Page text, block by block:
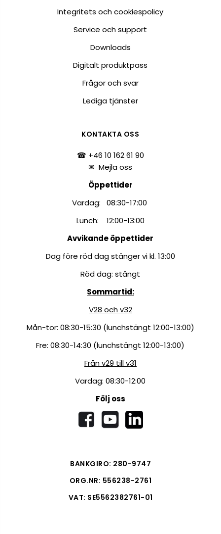
Integritets och cookiespolicy
Service och support
Downloads
Digitalt produktpass
Frågor och svar
Lediga tjänster
KONTAKTA OSS
☎ +46 10 162 61 90
✉Mejla oss
Öppettider
Vardag: 08:30-17:00
Lunch: 12:00-13:00
Avvikande öppettider
Dag före röd dag stänger vi kl. 13:00
Röd dag: stängt
Sommartid:
V28 och v32
Mån-tor: 08:30-15:30 (lunchstängt 12:00-13:00)
Fre: 08:30-14:30 (lunchstängt 12:00-13:00)
Från v29 till v31
Vardag: 08:30-12:00
Följ oss
BANKGIRO: 280-9747
ORG.NR: 556238-2761
VAT: SE5562382761-01